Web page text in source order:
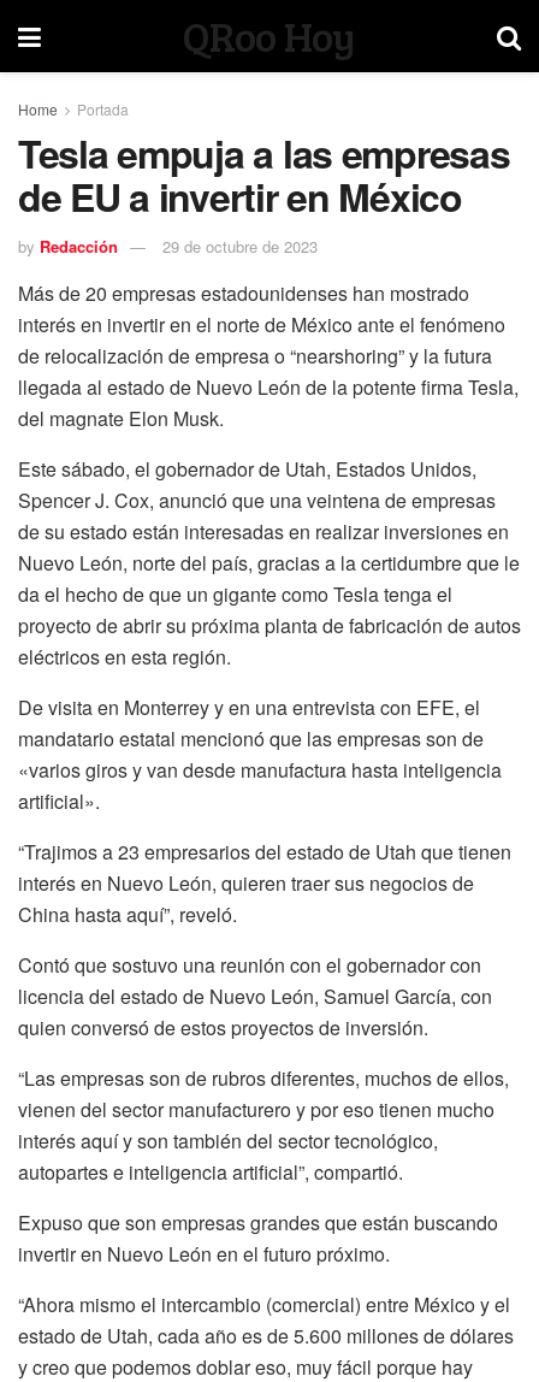
QRoo Hoy
Home Portada
Tesla empuja a las empresas
de EU a invertir en México
by Redacción 29 de octubre de 2023
Más de 20 empresas estadounidenses han mostrado
interés en invertir en el norte de México ante el fenómeno
de relocalización de empresa o “nearshoring” y la futura
llegada al estado de Nuevo León de la potente firma Tesla,
del magnate Elon Musk.
Este sábado, el gobernador de Utah, Estados Unidos,
Spencer J. Cox, anunció que una veintena de empresas
de su estado están interesadas en realizar inversiones en
Nuevo León, norte del país, gracias a la certidumbre que le
da el hecho de que un gigante como Tesla tenga el
proyecto de abrir su próxima planta de fabricación de autos
eléctricos en esta región.
De visita en Monterrey y en una entrevista con EFE, el
mandatario estatal mencionó que las empresas son de
«varios giros y van desde manufactura hasta inteligencia
artificial».
“Trajimos a 23 empresarios del estado de Utah que tienen
interés en Nuevo León, quieren traer sus negocios de
China hasta aquí”, reveló.
Contó que sostuvo una reunión con el gobernador con
licencia del estado de Nuevo León, Samuel García, con
quien conversó de estos proyectos de inversión.
“Las empresas son de rubros diferentes, muchos de ellos,
vienen del sector manufacturero y por eso tienen mucho
interés aquí y son también del sector tecnológico,
autopartes e inteligencia artificial”, compartió.
Expuso que son empresas grandes que están buscando
invertir en Nuevo León en el futuro próximo.
“Ahora mismo el intercambio (comercial) entre México y el
estado de Utah, cada año es de 5.600 millones de dólares
y creo que podemos doblar eso, muy fácil porque hay